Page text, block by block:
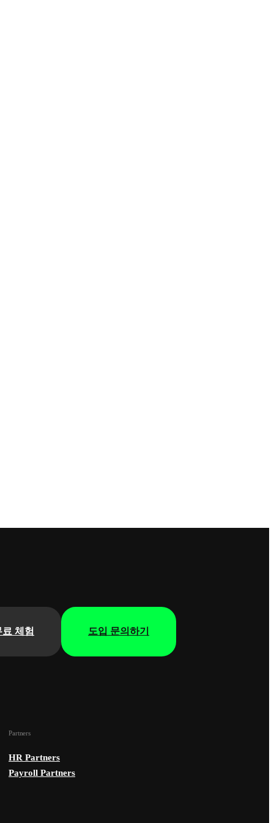
료 체험 도입 문의하기
Partners
HR Partners
Payroll Partners